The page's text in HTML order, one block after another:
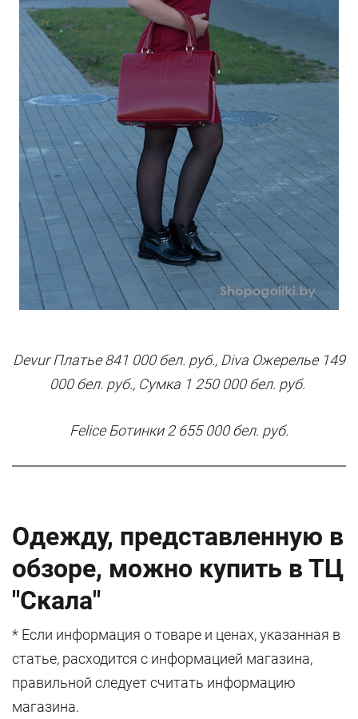
Devur Платье 841 000 бел. руб., Diva Ожерелье 149
000 бел. руб., Сумка 1 250 000 бел. руб.
Felice Ботинки 2 655 000 бел. руб.
Одежду, представленную в
обзоре, можно купить в ТЦ
"Скала"
* Если информация о товаре и ценах, указанная в
статье, расходится с информацией магазина,
правильной следует считать информацию
магазина.